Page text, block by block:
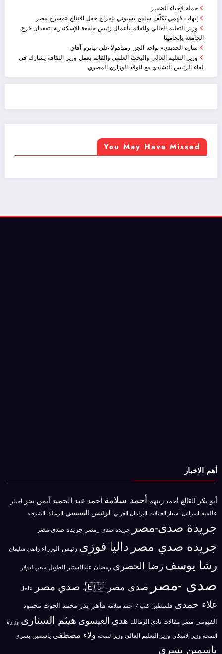
حملة لإحياء الضمير
إيهاب فهمي يُكلّف سامح بسيوني بإخراج حفل افتتاح «مسرح مصر
وزير التعليم العالي والقائم بأعمال رئيس جامعة الإسكندرية يتفقدان فرع
الجامعة بإنجامينا
سارة الحديدي» تواجه الجن زمباهولا على تياترو آفاق
وزير التعليم العالي والبحث العلمي والقائم بعمل وزير الثقافة يشارك في
لقاء الرئيس التشادي مع الوفد الوزاري المصري
You May Have Missed
أهم الاخبار
أبو بكر القالع أحمد زينهم أحمد سلامة أحمد عبد الحميد أيمن بحر اخبار
عالميه اسرائيل اسعار العملات البرلمان العربي الرئيس السيسي الزمالك الشرقيه
جريدة صدى-مصر جريدة صدى _مصر جريده صدى-مصر
جريده صدي مصر داليا فوزى رئيس الوزراء راضي سليمان
رشا يوسف رضا الحصرى رمضان عبدالستار الطويل سعر الدولار
صدى -مصر صدى مصر 🇪🇬. صدي مصر عاجل
علاء حمدى فلسطين كتب / احمد سلامه ماهر بدر محمد الحوت محمود
الفيومى مصر مقالات نادى الزمالك هدى العيسوى هيثم السنارى وزارة
الصحة وزير الاسكان وزير التعليم العالي وزير الصحة ولاء مصطفى ياسمين يسرى
ياسمين يسري